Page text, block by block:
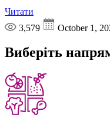
Читати
3,579
October 1,
Виберіть